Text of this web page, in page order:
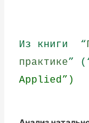
Из книги “
практике”
Applied”)